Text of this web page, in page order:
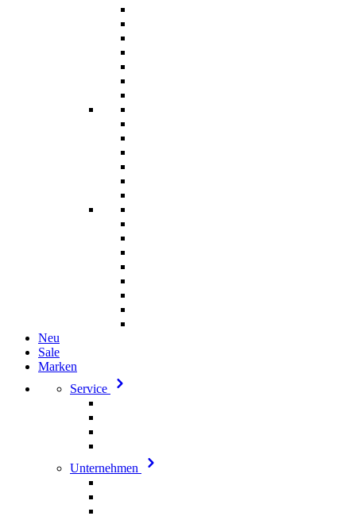
Neu
Sale
Marken
Service
Unternehmen